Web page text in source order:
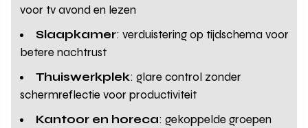
voor tv avond en lezen
Slaapkamer: verduistering op tijdschema voor
betere nachtrust
Thuiswerkplek: glare control zonder
schermreflectie voor productiviteit
Kantoor en horeca: gekoppelde groepen